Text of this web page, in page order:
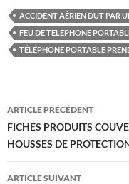
ACCIDENT AÉRIEN DUT PAR
FEU DE TELEPHONE
TÉLÉPHONE PORTABLE
Navigation
des
articles
ARTICLE PRÉCÉDENT
FICHES PRODUITS
HOUSSES DE
ARTICLE SUIVANT